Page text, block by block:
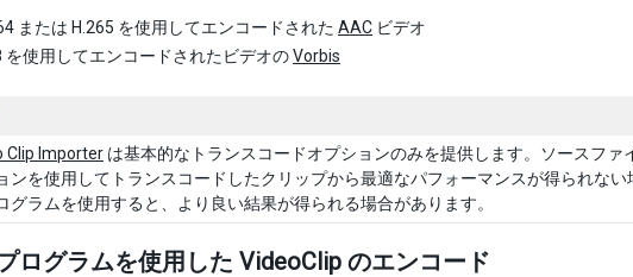
または H.265 を使用してエンコードされた AAC ビデオ
を使用してエンコードされたビデオのVorbis
Clip Importer は基本的なトランスコードオプションのみを提供します。ソースフ
ンを使用してトランスコードしたクリップから最適なパフォーマンスが得られな
グラムを使用すると、より良い結果が得られる場合があります。
ログラムを使用した VideoClip のエンコード